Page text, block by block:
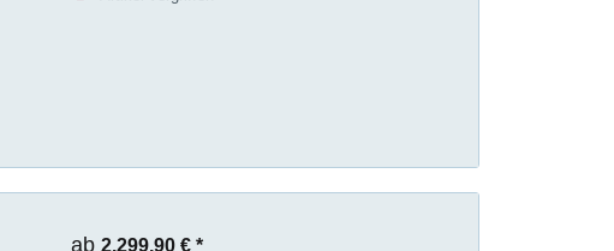
ab 2.299,90 € *